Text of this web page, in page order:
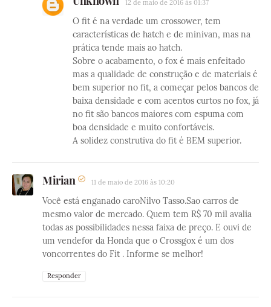
12 de maio de 2016 às 01:37
O fit é na verdade um crossower, tem
características de hatch e de minivan, mas na
prática tende mais ao hatch.
Sobre o acabamento, o fox é mais enfeitado
mas a qualidade de construção e de materiais é
bem superior no fit, a começar pelos bancos de
baixa densidade e com acentos curtos no fox, já
no fit são bancos maiores com espuma com
boa densidade e muito confortáveis.
A solidez construtiva do fit é BEM superior.
Mirian 11 de maio de 2016 às 10:20
Você está enganado caroNilvo Tasso.Sao carros de
mesmo valor de mercado. Quem tem R$ 70 mil avalia
todas as possibilidades nessa faixa de preço. E ouvi de
um vendefor da Honda que o Crossgox é um dos
voncorrentes do Fit . Informe se melhor!
Responder